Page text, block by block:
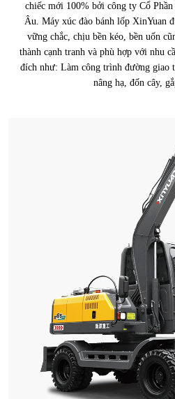
chiếc mới 100% bởi công ty Cổ
Âu. Máy xúc đào bánh lốp XinYuan
vững chắc, chịu bền kéo, bền uốn
thành cạnh tranh và phù hợp với nhu
đích như: Làm công trình đường giao
nâng hạ, đốn cây,